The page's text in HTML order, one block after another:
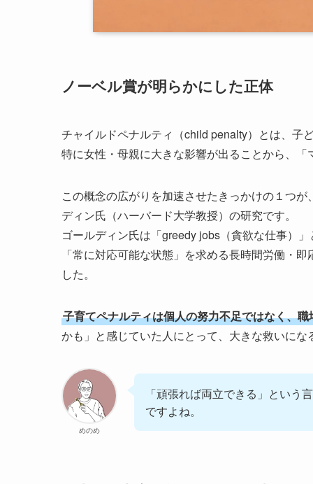
ノーベル賞が明らかにした正体
チャイルドペナルティ（child penalty）とは、子
特に女性・母親に大きな影響が出ることから、
この概念の広がりを加速させたきっかけの１つ
ディン氏（ハーバード大学教授）の研究です。
ゴールディン氏は「greedy jobs（貪欲な仕事）
「常に対応可能な状態」を求める長時間労働・
した。
子育てペナルティは個人の努力不足ではなく、
かも」と感じていた人にとって、大きな救いにな
めのめ
「頑張れば両立できる」という
ですよね。